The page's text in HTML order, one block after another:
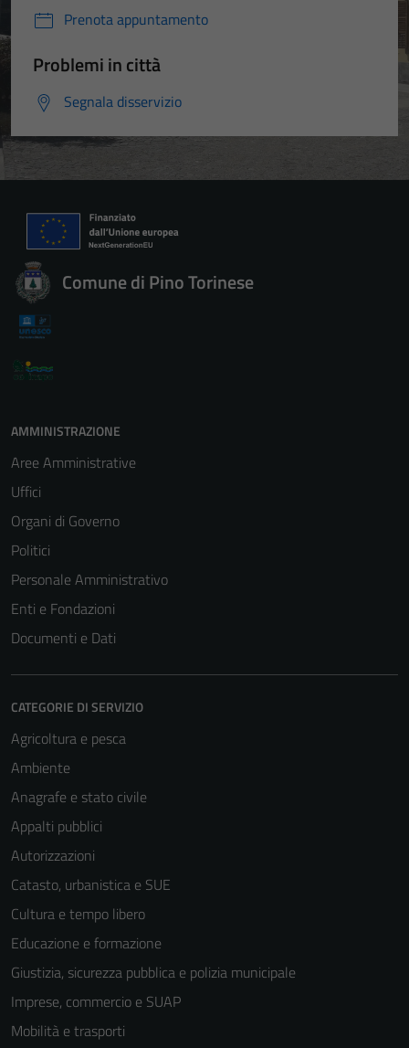
Prenota appuntamento
Problemi in città
Segnala disservizio
Comune di Pino Torinese
AMMINISTRAZIONE
Aree Amministrative
Uffici
Organi di Governo
Politici
Personale Amministrativo
Enti e Fondazioni
Documenti e Dati
CATEGORIE DI SERVIZIO
Agricoltura e pesca
Ambiente
Anagrafe e stato civile
Appalti pubblici
Autorizzazioni
Catasto, urbanistica e SUE
Cultura e tempo libero
Educazione e formazione
Giustizia, sicurezza pubblica e polizia municipale
Imprese, commercio e SUAP
Mobilità e trasporti